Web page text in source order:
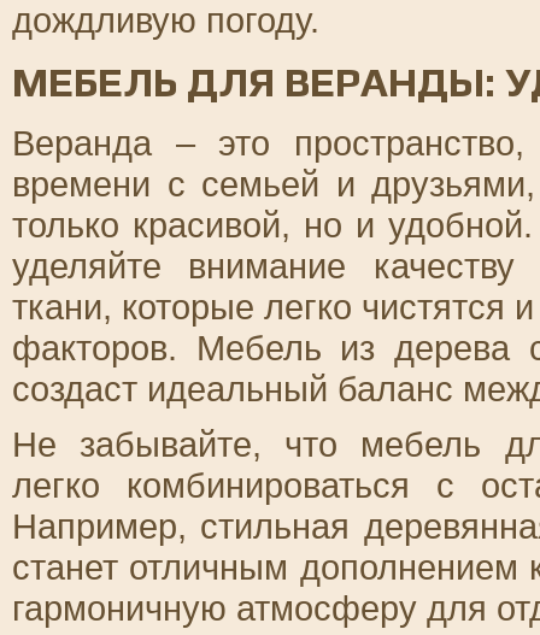
дождливую погоду.
МЕБЕЛЬ ДЛЯ ВЕРАНДЫ:
Веранда – это
времени с семьей и
только красивой, но и
уделяйте внимание
ткани, которые легко чистятся
факторов. Мебель из дерева
создаст идеальный баланс
Не забывайте, что мебель
легко комбинироваться с
Например, стильная
станет отличным
гармоничную атмосферу для